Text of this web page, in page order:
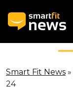
Smart Fit News »
24